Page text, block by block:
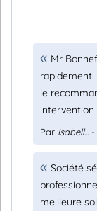
Mr
le
intervention
Par Isabell... -
Société
meilleure